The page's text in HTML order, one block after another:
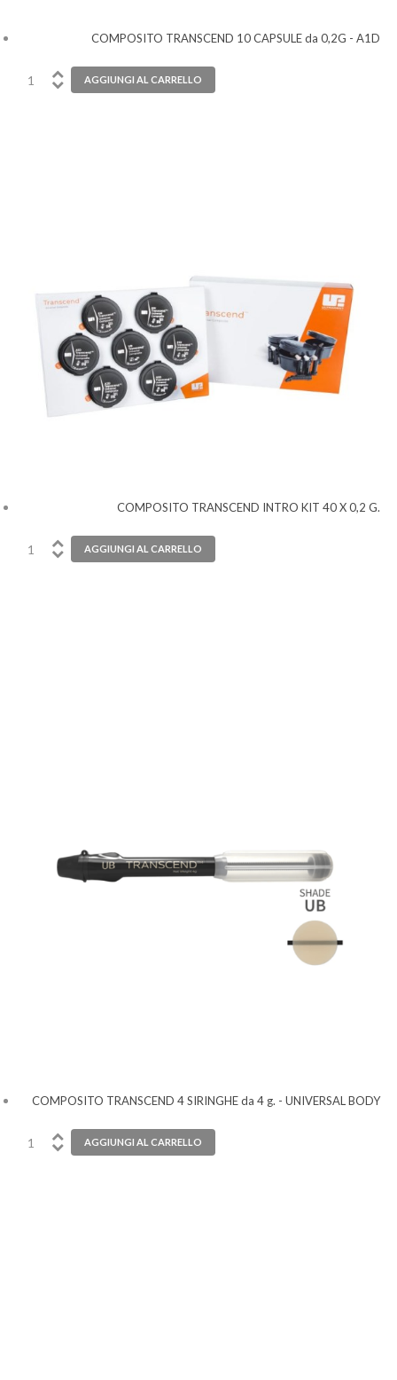
COMPOSITO TRANSCEND 10 CAPSULE da 0,2G - A1D
COMPOSITO TRANSCEND INTRO KIT 40 X 0,2 G.
COMPOSITO TRANSCEND 4 SIRINGHE da 4 g. - UNIVERSAL BODY